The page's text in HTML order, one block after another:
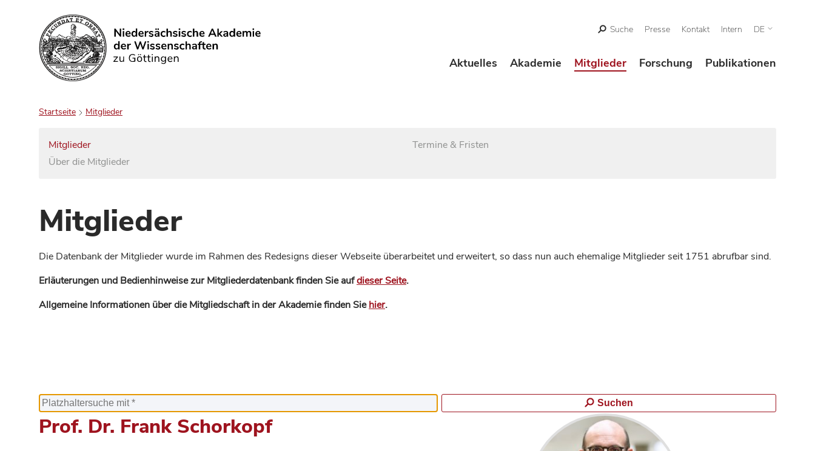
Suchen
Suche Presse Kontakt Intern DE
Aktuelles Akademie Mitglieder Forschung Publikationen
Startseite Mitglieder
Mitglieder
Über die Mitglieder
Termine & Fristen
Mitglieder
Die Datenbank der Mitglieder wurde im Rahmen des Redesigns dieser Webseite überarbeitet und erweitert, so dass nun auch ehemalige Mitglieder seit 1751 abrufbar sind.
Erläuterungen und Bedienhinweise zur Mitgliederdatenbank finden Sie aufdieser Seite.
Allgemeine Informationen über die Mitgliedschaft in der Akademie finden Siehier.
Suchen
Prof. Dr. Frank Schorkopf